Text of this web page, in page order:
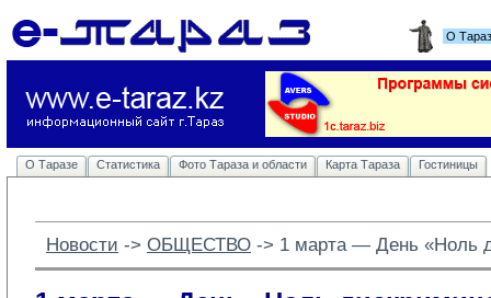
О
О Таразе Статистика Фото Тараза и области Карта Тараза Гостиницы
Новости -> ОБЩЕСТВО -> 1 марта — День «Ноль